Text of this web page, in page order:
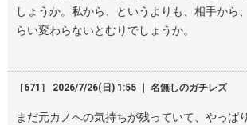
しょうか。私から、というよりも、相手から
らい変わらないとむりでしょうか。
［671］ 2026/7/26(日) 1:55 ｜ 名無しのガチレズ
まだ元カノへの気持ちが残っていて、やっぱ